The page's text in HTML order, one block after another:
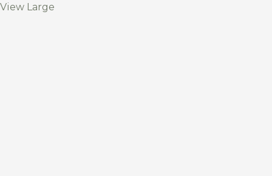
View Large